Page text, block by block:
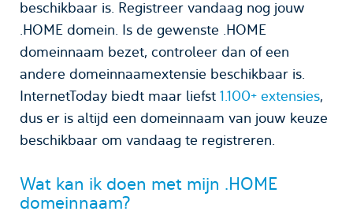
beschikbaar is. Registreer vandaag nog jouw
.HOME domein. Is de gewenste .HOME
domeinnaam bezet, controleer dan of een
andere domeinnaamextensie beschikbaar is.
InternetToday biedt maar liefst 1.100+ extensies,
dus er is altijd een domeinnaam van jouw keuze
beschikbaar om vandaag te registreren.
Wat kan ik doen met mijn .HOME
domeinnaam?